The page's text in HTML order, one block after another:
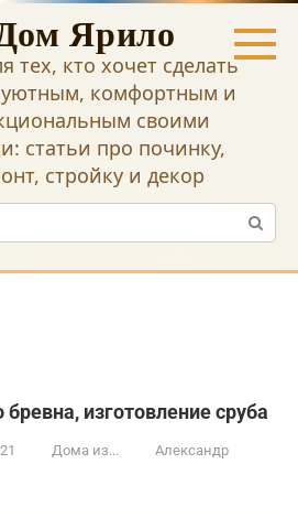
Ярило
тех, кто хочет сделать
комфортным и
своими
статьи про починку,
стройку и декор
изготовление сруба
Дома из...
Александр